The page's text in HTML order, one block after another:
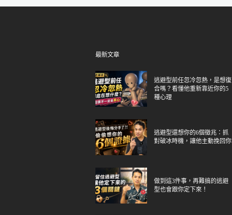
最新文章
逃避型前任忽冷忽熱，是想復
合嗎？看懂他重新靠近你的5
種心理
逃避型還想你的6個徵兆：抓
對破冰時機，讓他主動挽回你
做到這3件事，再難搞的逃避
型也會跟你定下來！